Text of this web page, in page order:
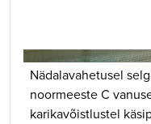
Nädalavahetusel
noormeeste C
karikavõistlustel